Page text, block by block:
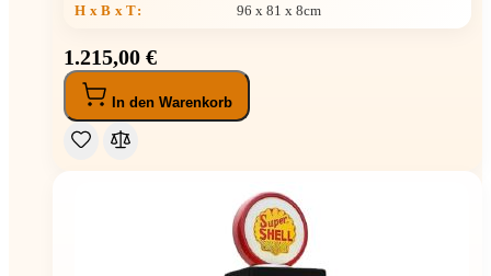
H x B x T: 96 x 81 x 8cm
1.215,00 €
In den Warenkorb